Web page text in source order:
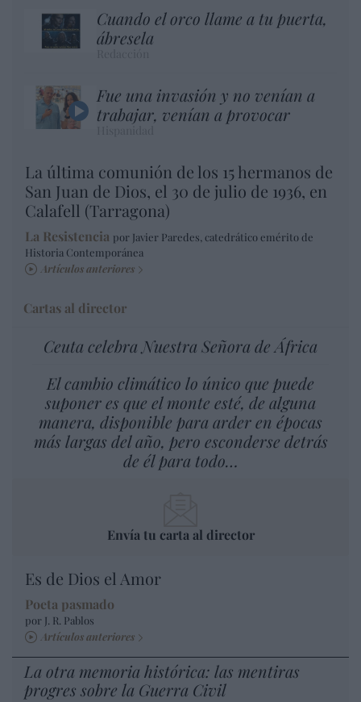
Cuando el orco llame a tu puerta,
ábresela
Fue una invasión y no venían a
trabajar, venían a provocar
La última comunión de los 15 hermanos de
San Juan de Dios, el 30 de julio de 1936, en
Calafell (Tarragona)
La Resistencia por Javier Paredes, catedrático emérito de
Historia Contemporánea
Artículos anteriores
Cartas al director
Ceuta celebra Nuestra Señora de África
El cambio climático lo único que puede
suponer es que el monte esté, de alguna
manera, disponible para arder en épocas
más largas del año, pero esconderse detrás
de él para todo…
Envía tu carta al director
Es de Dios el Amor
Poeta pasmado
por J. R. Pablos
Artículos anteriores
La otra memoria histórica: las mentiras
progres sobre la Guerra Civil